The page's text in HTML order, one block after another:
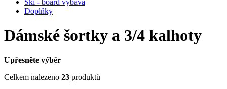
Ski - board výbava
Doplňky
Dámské šortky a 3/4 kalhoty
Upřesněte výběr
Celkem nalezeno 23 produktů